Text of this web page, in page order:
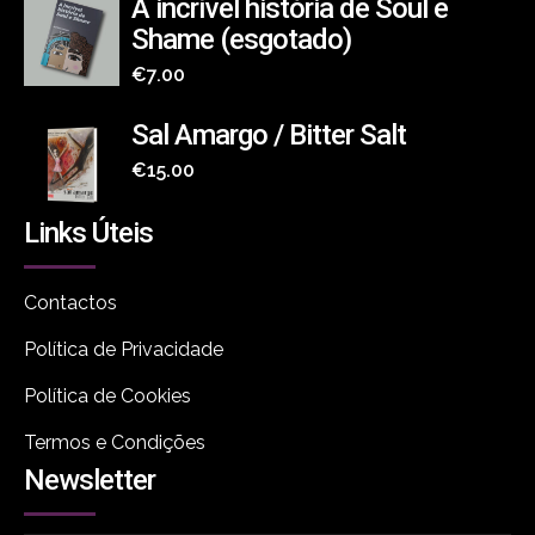
Atualmente faz clínica com crianças e adolescentes e
implementa programas de formação nas áreas de
comunicação, gestão de conflitos e liderança em
É membro da Direção Nacional daOrdem dos
Psicólogos Portugueses
A incrível história de Soul e
Shame (esgotado)
€7.00
Sal Amargo / Bitter Salt
€15.00
Links Úteis
Contactos
Política de Privacidade
Política de Cookies
Termos e Condições
Newsletter